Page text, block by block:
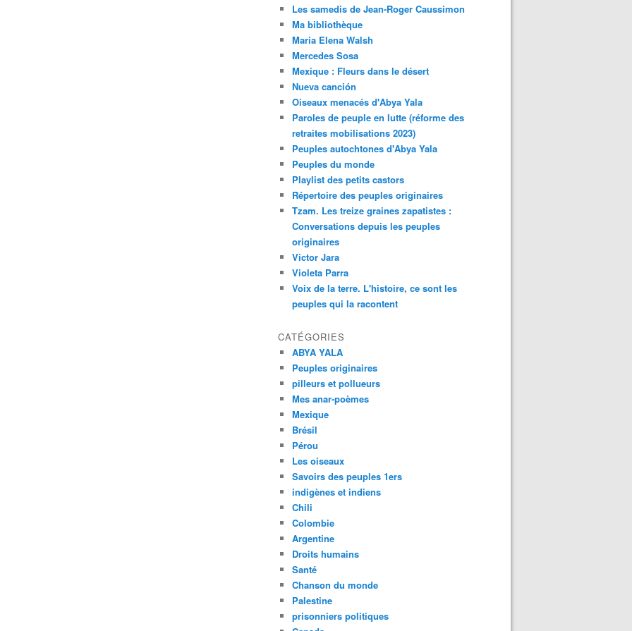
Les samedis de Jean-Roger Caussimon
Ma bibliothèque
Maria Elena Walsh
Mercedes Sosa
Mexique : Fleurs dans le désert
Nueva canción
Oiseaux menacés d'Abya Yala
Paroles de peuple en lutte (réforme des
retraites mobilisations 2023)
Peuples autochtones d'Abya Yala
Peuples du monde
Playlist des petits castors
Répertoire des peuples originaires
Tzam. Les treize graines zapatistes :
Conversations depuis les peuples
originaires
Victor Jara
Violeta Parra
Voix de la terre. L'histoire, ce sont les
peuples qui la racontent
CATÉGORIES
ABYA YALA
Peuples originaires
pilleurs et pollueurs
Mes anar-poèmes
Mexique
Brésil
Pérou
Les oiseaux
Savoirs des peuples 1ers
indigènes et indiens
Chili
Colombie
Argentine
Droits humains
Santé
Chanson du monde
Palestine
prisonniers politiques